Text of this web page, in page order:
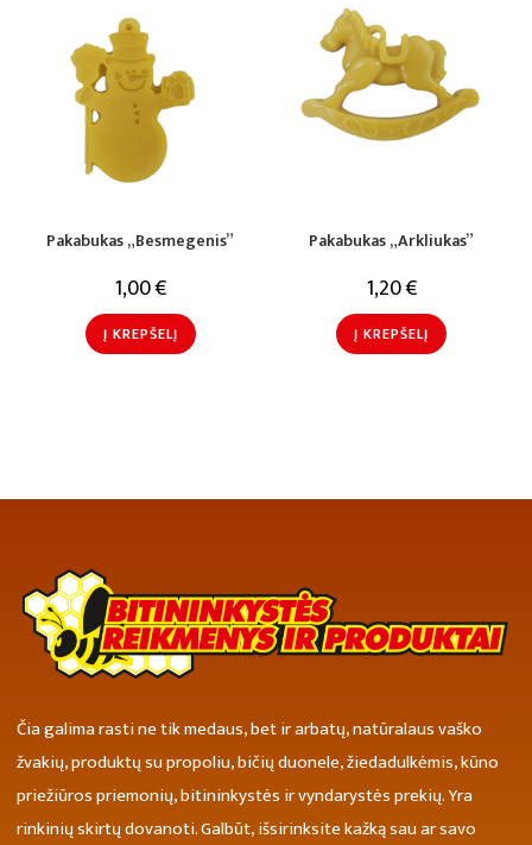
Pakabukas „Besmegenis”
1,00€
Į KREPŠELĮ
Pakabukas „Arkliukas”
1,20€
Į KREPŠELĮ
Čia galima rasti ne tik medaus, bet ir arbatų, natūralaus vaško
žvakių, produktų su propoliu, bičių duonele, žiedadulkėmis, kūno
priežiūros priemonių, bitininkystės ir vyndarystės prekių. Yra
rinkinių skirtų dovanoti. Galbūt, išsirinksite kažką sau ar savo